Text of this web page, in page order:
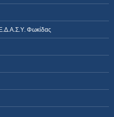
Φωκίδας